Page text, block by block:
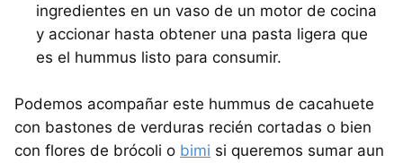
ingredientes en un vaso de un motor de cocina
y accionar hasta obtener una pasta ligera que
es el hummus listo para consumir.
Podemos acompañar este hummus de cacahuete
con bastones de verduras recién cortadas o bien
con flores de brócoli o bimi si queremos sumar aun